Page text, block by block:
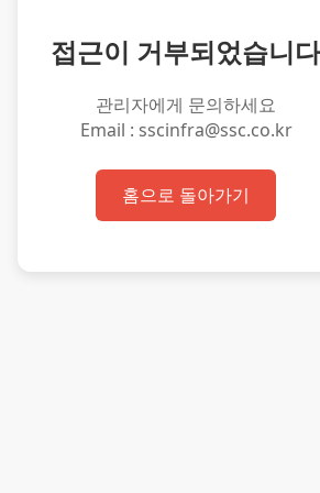
접근이 거부되었습니다
관리자에게 문의하세요
Email : sscinfra@ssc.co.kr
홈으로 돌아가기